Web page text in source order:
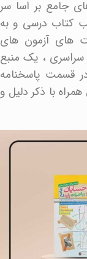
جامع بر اسا سر
کتاب درسی و به
های آزمون های
سراسری ، یک منبع
قسمت پاسخنامه
با ذکر دلیل و